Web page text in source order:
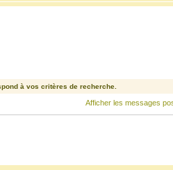
à vos critères de recherche.
Afficher les messages